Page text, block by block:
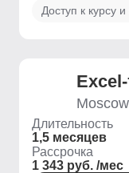
Доступ к курсу
Длительность
1,5 месяцев
Рассрочка
1 343 руб. /мес